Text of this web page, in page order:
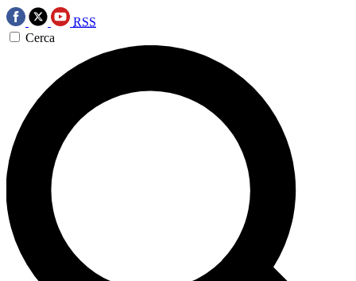
RSS
Cerca